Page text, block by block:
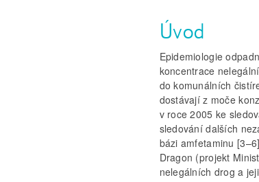
Úvod
Epidemiologie
koncentrace
do komunálních
dostávají z moče
v roce 2005 ke
sledování dalších
bázi amfetaminu
Dragon (projekt
nelegálních drog a